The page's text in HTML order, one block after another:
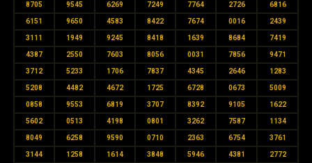
8705 9545 6269 7249 7764 2726 6816
6151 9650 4583 8422 7674 0016 2439
3111 1949 9245 8418 1639 8684 7419
4387 2550 7603 8056 0031 7856 9471
3712 5233 1706 7837 4345 2646 1283
5208 4482 4672 1725 6728 0673 5009
0858 9553 6819 3707 8392 9105 1622
5602 0513 4198 0801 3262 7587 1134
8049 6258 9590 0710 2363 6754 3761
3144 1258 1614 3848 5946 4381 2772